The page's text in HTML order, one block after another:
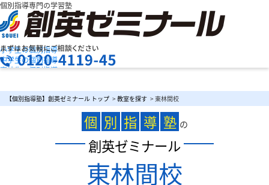
個別指導専門の学習塾
資料請求
小学生の個別指導
中学生の個別指導
高校生の個別指導
授業料を知りたい
教室検索
【個別指導塾】創英ゼミナール トップ > 教室を探す > 東林間校
個 別 指 導 塾 の
創英ゼミナール
東林間校